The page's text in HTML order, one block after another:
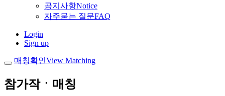
공지사항Notice
자주묻는 질문FAQ
Login
Sign up
매칭확인View Matching
참가작ㆍ매칭